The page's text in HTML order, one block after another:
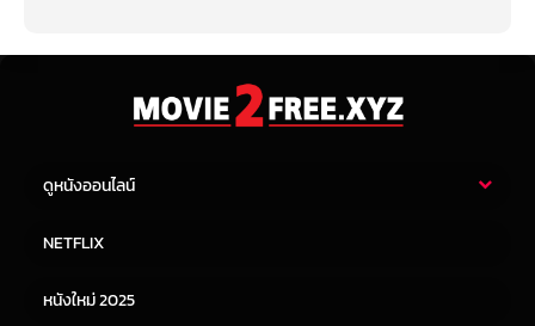
ดูหนังออนไลน์
หนังจีน
NETFLIX
หนังใหม่ 2025